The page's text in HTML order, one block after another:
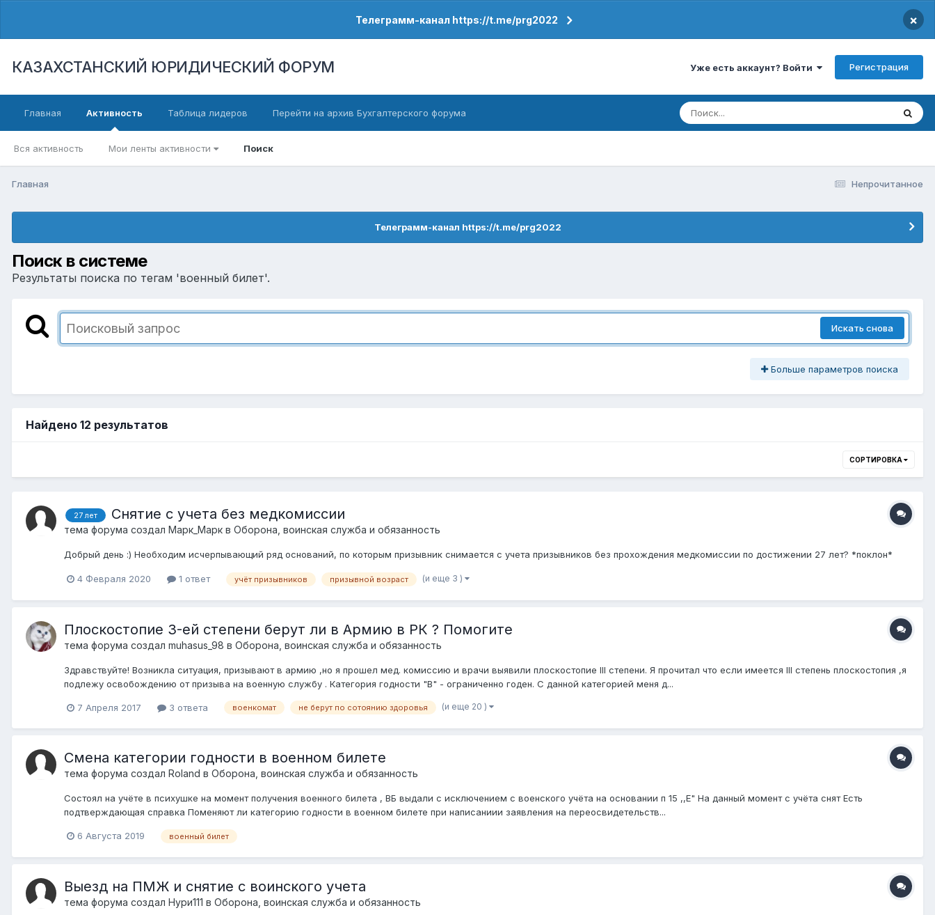
Телеграмм-канал https://t.me/prg2022 ×
КАЗАХСТАНСКИЙ ЮРИДИЧЕСКИЙ ФОРУМ Уже есть аккаунт? Войти Регистрация
Главная Активность
Вся активность Мои ленты активности Поиск
Таблица лидеров Перейти на архив Бухгалтерского форума
Непрочитанное
Главная
Телеграмм-канал https://t.me/prg2022
Поиск в системе
Результаты поиска по тегам 'военный билет'.
Искать снова
Больше параметров поиска
Найдено 12 результатов
СОРТИРОВКА
27 лет Снятие с учета без медкомиссии
тема форума создал Марк_Марк в Оборона, воинская служба и обязанность
Добрый день :) Необходим исчерпывающий ряд оснований, по которым призывник снимается с учета призывников без прохождения медкомиссии по достижении 27 лет? *поклон*
4 Февраля 2020 1 ответ учёт призывников призывной возраст (и еще 3 )
Плоскостопие 3-ей степени берут ли в Армию в РК ? Помогите
тема форума создал muhasus_98 в Оборона, воинская служба и обязанность
Здравствуйте! Возникла ситуация, призывают в армию ,но я прошел мед. комиссию и врачи выявили плоскостопие III степени. Я прочитал что если имеется III степень плоскостопия ,я
подлежу освобождению от призыва на военную службу . Категория годности "В" - ограниченно годен. С данной категорией меня д...
7 Апреля 2017 3 ответа военкомат не берут по сотоянию здоровья (и еще 20 )
Смена категории годности в военном билете
тема форума создал Roland в Оборона, воинская служба и обязанность
Состоял на учёте в психушке на момент получения военного билета , ВБ выдали с исключением с военского учёта на основании п 15 ,,Е" На данный момент с учёта снят Есть
подтверждающая справка Поменяют ли категорию годности в военном билете при написаниии заявления на переосвидетельств...
6 Августа 2019 военный билет
Выезд на ПМЖ и снятие с воинского учета
тема форума создал Нури111 в Оборона, воинская служба и обязанность